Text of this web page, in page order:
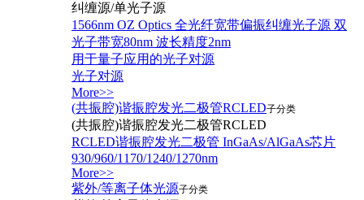
纠缠源/单光子源
1566nm OZ Optics 全光纤宽带偏振纠缠光子源 双
光子带宽80nm 波长精度2nm
用于量子应用的光子对源
光子对源
More>>
(共振腔)谐振腔发光二极管RCLED子分类
(共振腔)谐振腔发光二极管RCLED
RCLED谐振腔发光二极管 InGaAs/AlGaAs芯片
930/960/1170/1240/1270nm
More>>
紫外/等离子体光源子分类